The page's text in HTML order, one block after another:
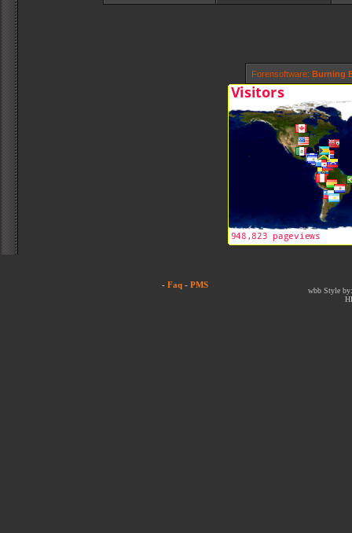
Forensoftware: Burning
- Faq - PMS
wbb Style